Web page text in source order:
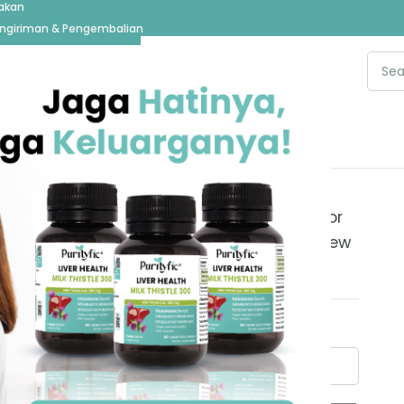
& Pengembalian
password? Please enter your username or
You will receive a link to create a new
via email.
or email*